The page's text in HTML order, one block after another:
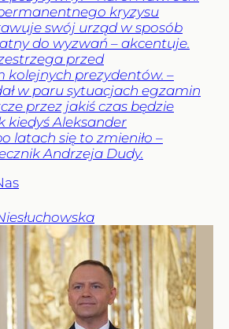
kryzysu
swój urząd w sposób
do wyzwań – akcentuje.
przed
kolejnych prezydentów. –
w paru sytuacjach egzamin
przez jakiś czas będzie
kiedyś Aleksander
latach się to zmieniło –
Andrzeja Dudy.